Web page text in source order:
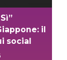
il
social